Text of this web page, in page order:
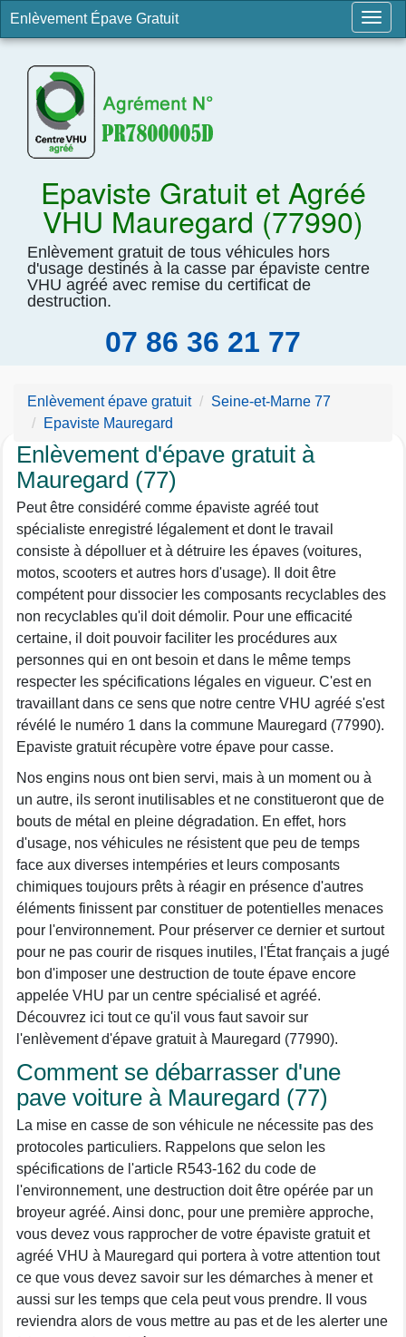
Enlèvement Épave Gratuit
Epaviste Gratuit et Agréé
VHU Mauregard (77990)
Enlèvement gratuit de tous véhicules hors
d'usage destinés à la casse par épaviste centre
VHU agréé avec remise du certificat de
destruction.
07 86 36 21 77
Enlèvement épave gratuit
Seine-et-Marne 77
Epaviste Mauregard
Enlèvement d'épave gratuit à
Mauregard (77)
Peut être considéré comme épaviste agréé tout
spécialiste enregistré légalement et dont le travail
consiste à dépolluer et à détruire les épaves (voitures,
motos, scooters et autres hors d'usage). Il doit être
compétent pour dissocier les composants recyclables des
non recyclables qu'il doit démolir. Pour une efficacité
certaine, il doit pouvoir faciliter les procédures aux
personnes qui en ont besoin et dans le même temps
respecter les spécifications légales en vigueur. C'est en
travaillant dans ce sens que notre centre VHU agréé s'est
révélé le numéro 1 dans la commune Mauregard (77990).
Epaviste gratuit récupère votre épave pour casse.
Nos engins nous ont bien servi, mais à un moment ou à
un autre, ils seront inutilisables et ne constitueront que de
bouts de métal en pleine dégradation. En effet, hors
d'usage, nos véhicules ne résistent que peu de temps
face aux diverses intempéries et leurs composants
chimiques toujours prêts à réagir en présence d'autres
éléments finissent par constituer de potentielles menaces
pour l'environnement. Pour préserver ce dernier et surtout
pour ne pas courir de risques inutiles, l'État français a jugé
bon d'imposer une destruction de toute épave encore
appelée VHU par un centre spécialisé et agréé.
Découvrez ici tout ce qu'il vous faut savoir sur
l'enlèvement d'épave gratuit à Mauregard (77990).
Comment se débarrasser d'une
pave voiture à Mauregard (77)
La mise en casse de son véhicule ne nécessite pas des
protocoles particuliers. Rappelons que selon les
spécifications de l'article R543-162 du code de
l'environnement, une destruction doit être opérée par un
broyeur agréé. Ainsi donc, pour une première approche,
vous devez vous rapprocher de votre épaviste gratuit et
agréé VHU à Mauregard qui portera à votre attention tout
ce que vous devez savoir sur les démarches à mener et
aussi sur les temps que cela peut vous prendre. Il vous
reviendra alors de vous mettre au pas et de les alerter une